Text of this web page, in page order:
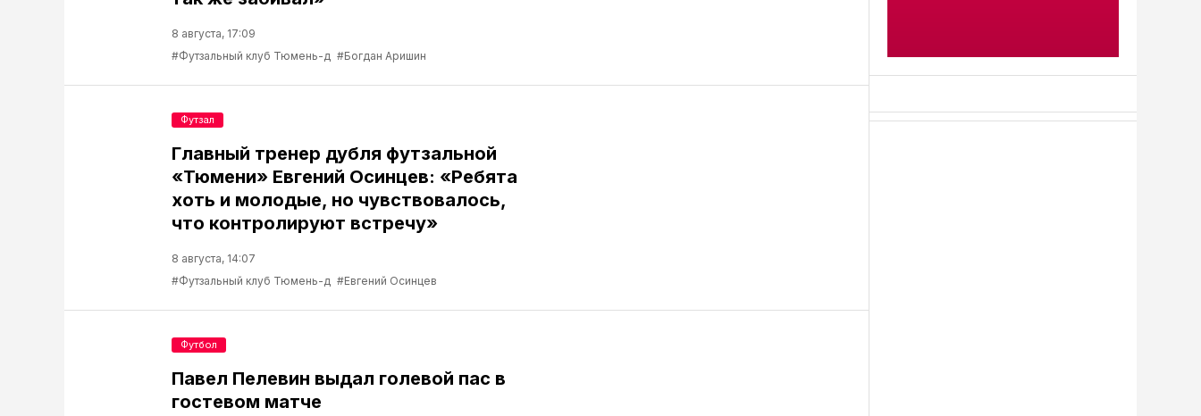
8 августа, 17:09
#Футзальный клуб Тюмень-д #Богдан Аришин
Главный тренер дубля футзальной
«Тюмени» Евгений Осинцев: «Ребята
хоть и молодые, но чувствовалось,
что контролируют встречу»
8 августа, 14:07
#Футзальный клуб Тюмень-д #Евгений Осинцев
Футзал
Павел Пелевин выдал голевой пас в
гостевом матче
Футбол